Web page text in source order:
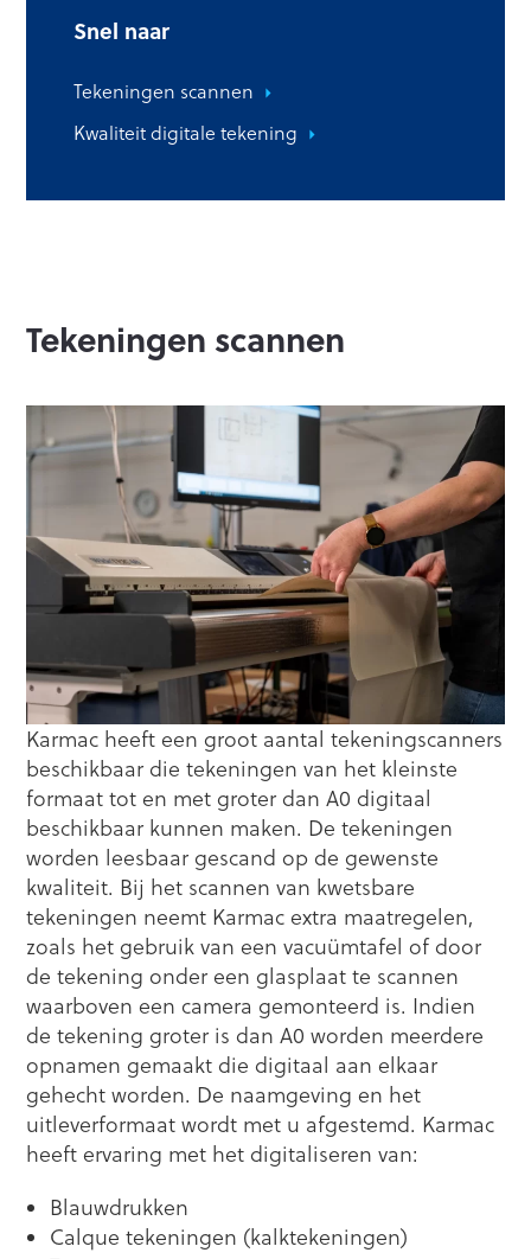
Snel naar
Tekeningen scannen
Kwaliteit digitale tekening
Tekeningen scannen
Karmac heeft een groot aantal tekeningscanners
beschikbaar die tekeningen van het kleinste
formaat tot en met groter dan A0 digitaal
beschikbaar kunnen maken. De tekeningen
worden leesbaar gescand op de gewenste
kwaliteit. Bij het scannen van kwetsbare
tekeningen neemt Karmac extra maatregelen,
zoals het gebruik van een vacuümtafel of door
de tekening onder een glasplaat te scannen
waarboven een camera gemonteerd is. Indien
de tekening groter is dan A0 worden meerdere
opnamen gemaakt die digitaal aan elkaar
gehecht worden. De naamgeving en het
uitleverformaat wordt met u afgestemd. Karmac
heeft ervaring met het digitaliseren van:
Blauwdrukken
Calque tekeningen (kalktekeningen)